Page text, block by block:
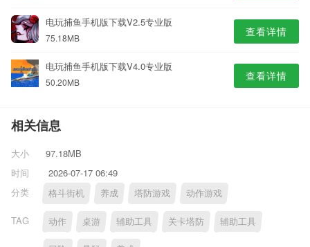
电玩捕鱼手机版下载V2.5专业版
75.18MB 查看详情
电玩捕鱼手机版下载V4.0专业版
50.20MB 查看详情
相关信息
大小
97.18MB
时间
2026-07-17 06:49
分类
格斗街机 养成 塔防游戏 动作游戏
TAG 动作 桌游 辅助工具 关卡塔防 辅助工具